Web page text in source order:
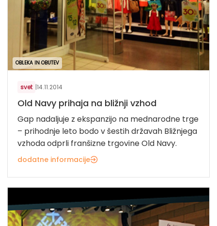
OBLEKA IN OBUTEV
svet |14.11.2014
Old Navy prihaja na bližnji vzhod
Gap nadaljuje z ekspanzijo na mednarodne trge
– prihodnje leto bodo v šestih državah Bližnjega
vzhoda odprli franšizne trgovine Old Navy.
dodatne informacije